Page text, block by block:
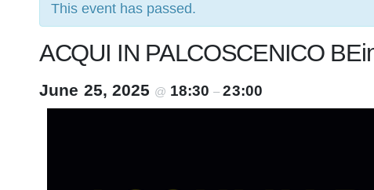
This event has passed.
ACQUI IN PALCOSCENICO
June 25, 2025 @ 18:30–23:00